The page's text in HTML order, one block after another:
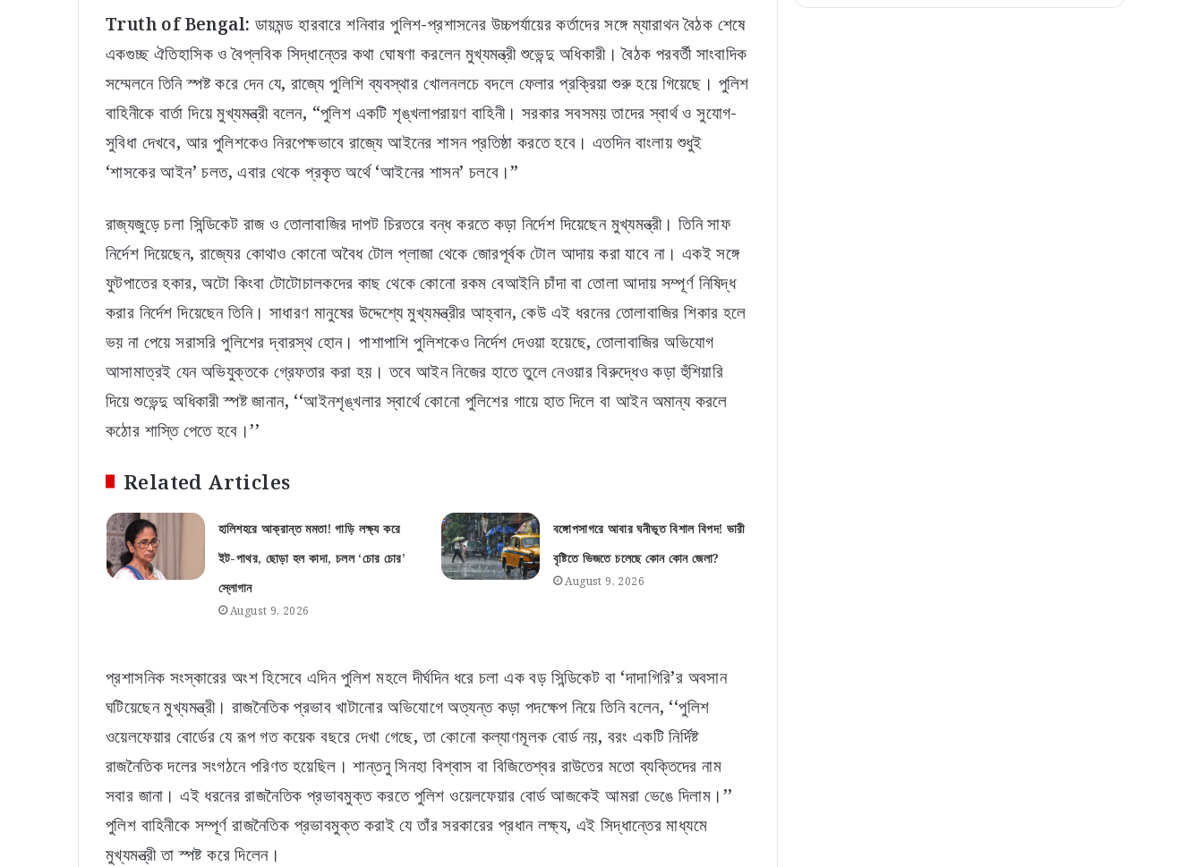
Truth of Bengal: ডায়মন্ড হারবারে শনিবার পুলিশ-প্রশাসনের উচ্চপর্যায়ের কর্তাদের সঙ্গে ম্যারাথন বৈঠক শেষে
একগুচ্ছ ঐতিহাসিক ও বৈপ্লবিক সিদ্ধান্তের কথা ঘোষণা করলেন মুখ্যমন্ত্রী শুভেন্দু অধিকারী। বৈঠক পরবর্তী সাংবাদিক
সম্মেলনে তিনি স্পষ্ট করে দেন যে, রাজ্যে পুলিশি ব্যবস্থার খোলনলচে বদলে ফেলার প্রক্রিয়া শুরু হয়ে গিয়েছে। পুলিশ
বাহিনীকে বার্তা দিয়ে মুখ্যমন্ত্রী বলেন, “পুলিশ একটি শৃঙ্খলাপরায়ণ বাহিনী। সরকার সবসময় তাদের স্বার্থ ও সুযোগ-
সুবিধা দেখবে, আর পুলিশকেও নিরপেক্ষভাবে রাজ্যে আইনের শাসন প্রতিষ্ঠা করতে হবে। এতদিন বাংলায় শুধুই
‘শাসকের আইন’ চলত, এবার থেকে প্রকৃত অর্থে ‘আইনের শাসন’ চলবে।”
রাজ্যজুড়ে চলা সিন্ডিকেট রাজ ও তোলাবাজির দাপট চিরতরে বন্ধ করতে কড়া নির্দেশ দিয়েছেন মুখ্যমন্ত্রী। তিনি সাফ
নির্দেশ দিয়েছেন, রাজ্যের কোথাও কোনো অবৈধ টোল প্লাজা থেকে জোরপূর্বক টোল আদায় করা যাবে না। একই সঙ্গে
ফুটপাতের হকার, অটো কিংবা টোটোচালকদের কাছ থেকে কোনো রকম বেআইনি চাঁদা বা তোলা আদায় সম্পূর্ণ নিষিদ্ধ
করার নির্দেশ দিয়েছেন তিনি। সাধারণ মানুষের উদ্দেশ্যে মুখ্যমন্ত্রীর আহ্বান, কেউ এই ধরনের তোলাবাজির শিকার হলে
ভয় না পেয়ে সরাসরি পুলিশের দ্বারস্থ হোন। পাশাপাশি পুলিশকেও নির্দেশ দেওয়া হয়েছে, তোলাবাজির অভিযোগ
আসামাত্রই যেন অভিযুক্তকে গ্রেফতার করা হয়। তবে আইন নিজের হাতে তুলে নেওয়ার বিরুদ্ধেও কড়া হুঁশিয়ারি
দিয়ে শুভেন্দু অধিকারী স্পষ্ট জানান, ‘‘আইনশৃঙ্খলার স্বার্থে কোনো পুলিশের গায়ে হাত দিলে বা আইন অমান্য করলে
কঠোর শাস্তি পেতে হবে।’’
Related Articles
হালিশহরে আক্রান্ত মমতা! গাড়ি লক্ষ্য করে
ইট-পাথর, ছোড়া হল কাদা, চলল ‘চোর চোর’
স্লোগান
August 9, 2026
বঙ্গোপসাগরে আবার ঘনীভূত বিশাল বিপদ! ভারী
বৃষ্টিতে ভিজতে চলেছে কোন কোন জেলা?
August 9, 2026
প্রশাসনিক সংস্কারের অংশ হিসেবে এদিন পুলিশ মহলে দীর্ঘদিন ধরে চলা এক বড় সিন্ডিকেট বা ‘দাদাগিরি’র অবসান
ঘটিয়েছেন মুখ্যমন্ত্রী। রাজনৈতিক প্রভাব খাটানোর অভিযোগে অত্যন্ত কড়া পদক্ষেপ নিয়ে তিনি বলেন, ‘‘পুলিশ
ওয়েলফেয়ার বোর্ডের যে রূপ গত কয়েক বছরে দেখা গেছে, তা কোনো কল্যাণমূলক বোর্ড নয়, বরং একটি নির্দিষ্ট
রাজনৈতিক দলের সংগঠনে পরিণত হয়েছিল। শান্তনু সিনহা বিশ্বাস বা বিজিতেশ্বর রাউতের মতো ব্যক্তিদের নাম
সবার জানা। এই ধরনের রাজনৈতিক প্রভাবমুক্ত করতে পুলিশ ওয়েলফেয়ার বোর্ড আজকেই আমরা ভেঙে দিলাম।’’
পুলিশ বাহিনীকে সম্পূর্ণ রাজনৈতিক প্রভাবমুক্ত করাই যে তাঁর সরকারের প্রধান লক্ষ্য, এই সিদ্ধান্তের মাধ্যমে
মুখ্যমন্ত্রী তা স্পষ্ট করে দিলেন।